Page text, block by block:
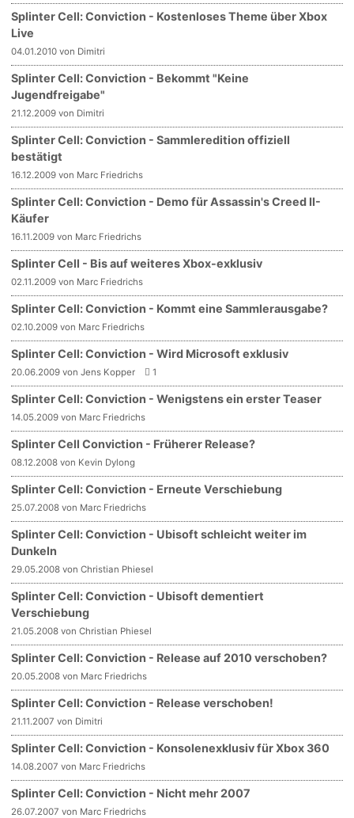
Splinter Cell: Conviction - Kostenloses Theme über Xbox
Live
04.01.2010 von Dimitri
Splinter Cell: Conviction - Bekommt "Keine
Jugendfreigabe"
21.12.2009 von Dimitri
Splinter Cell: Conviction - Sammleredition offiziell
bestätigt
16.12.2009 von Marc Friedrichs
Splinter Cell: Conviction - Demo für Assassin's Creed II-
Käufer
16.11.2009 von Marc Friedrichs
Splinter Cell - Bis auf weiteres Xbox-exklusiv
02.11.2009 von Marc Friedrichs
Splinter Cell: Conviction - Kommt eine Sammlerausgabe?
02.10.2009 von Marc Friedrichs
Splinter Cell: Conviction - Wird Microsoft exklusiv
20.06.2009 von Jens Kopper 1
Splinter Cell: Conviction - Wenigstens ein erster Teaser
14.05.2009 von Marc Friedrichs
Splinter Cell Conviction - Früherer Release?
08.12.2008 von Kevin Dylong
Splinter Cell: Conviction - Erneute Verschiebung
25.07.2008 von Marc Friedrichs
Splinter Cell: Conviction - Ubisoft schleicht weiter im
Dunkeln
29.05.2008 von Christian Phiesel
Splinter Cell: Conviction - Ubisoft dementiert
Verschiebung
21.05.2008 von Christian Phiesel
Splinter Cell: Conviction - Release auf 2010 verschoben?
20.05.2008 von Marc Friedrichs
Splinter Cell: Conviction - Release verschoben!
21.11.2007 von Dimitri
Splinter Cell: Conviction - Konsolenexklusiv für Xbox 360
14.08.2007 von Marc Friedrichs
Splinter Cell: Conviction - Nicht mehr 2007
26.07.2007 von Marc Friedrichs